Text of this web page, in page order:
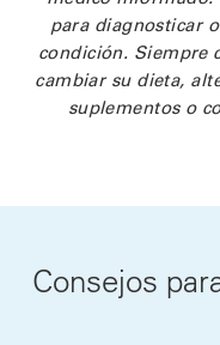
para diagnosticar
condición. Siempre
cambiar su dieta,
suplementos o
Consejos